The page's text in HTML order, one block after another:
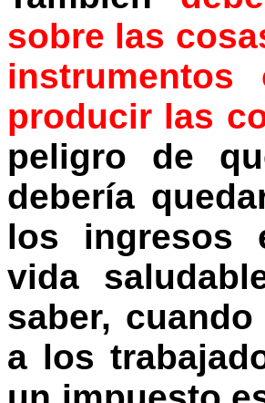
sobre las
producir las
peligro de
debería
los ingresos
vida
saber,
a los